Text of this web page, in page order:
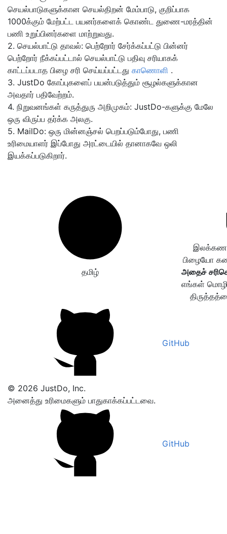
செயல்பாடுகளுக்கான செயல்திறன் மேம்பாடு, குறிப்பாக
1000க்கும் மேற்பட்ட பயனர்களைக் கொண்ட துணை-மரத்தின்
பணி உறுப்பினர்களை மாற்றுவது.
2. செயல்பாட்டு தாவல்: பெற்றோர் சேர்க்கப்பட்டு பின்னர்
பெற்றோர் நீக்கப்பட்டால் செயல்பாட்டு பதிவு சரியாகக்
காட்டப்படாத பிழை சரி செய்யப்பட்டது காணொளி .
3. JustDo கோப்புகளைப் பயன்படுத்தும் சூழல்களுக்கான
அவதார் பதிவேற்றம்.
4. நிறுவனங்கள் கருத்துரு அறிமுகம்: JustDo-களுக்கு மேலே
ஒரு விருப்ப தர்க்க அலகு.
5. MailDo: ஒரு மின்னஞ்சல் பெறப்படும்போது, பணி
உரிமையாளர் இப்போது அரட்டையில் தானாகவே ஒலி
இயக்கப்படுகிறார்.
தமிழ்
இலக்கணப்
பிழையோ
அதைச்
எங்கள் மொழி
GitHub
© 2026 JustDo, Inc.
அனைத்து உரிமைகளும் பாதுகாக்கப்பட்டவை.
GitHub